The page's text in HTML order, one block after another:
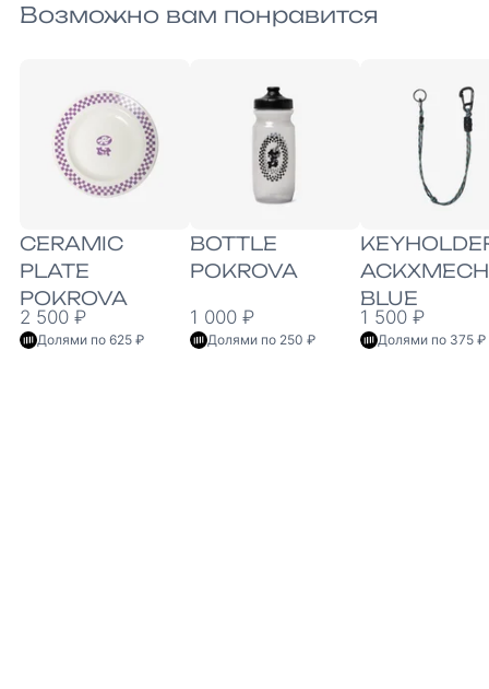
Возможно вам понравится
CERAMIC
PLATE
POKROVA
2 500 ₽
Долями по 625 ₽
BOTTLE
POKROVA
1 000 ₽
Долями по 250 ₽
ACKXMECH
BLUE
1 500 ₽
Долями по 375 ₽